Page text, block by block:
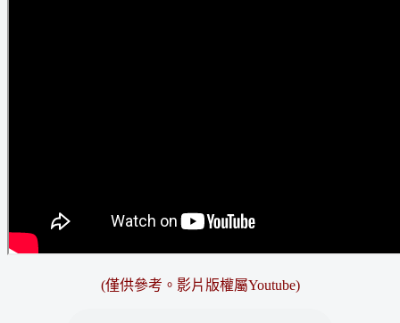
(僅供參考。影片版權屬Youtube)